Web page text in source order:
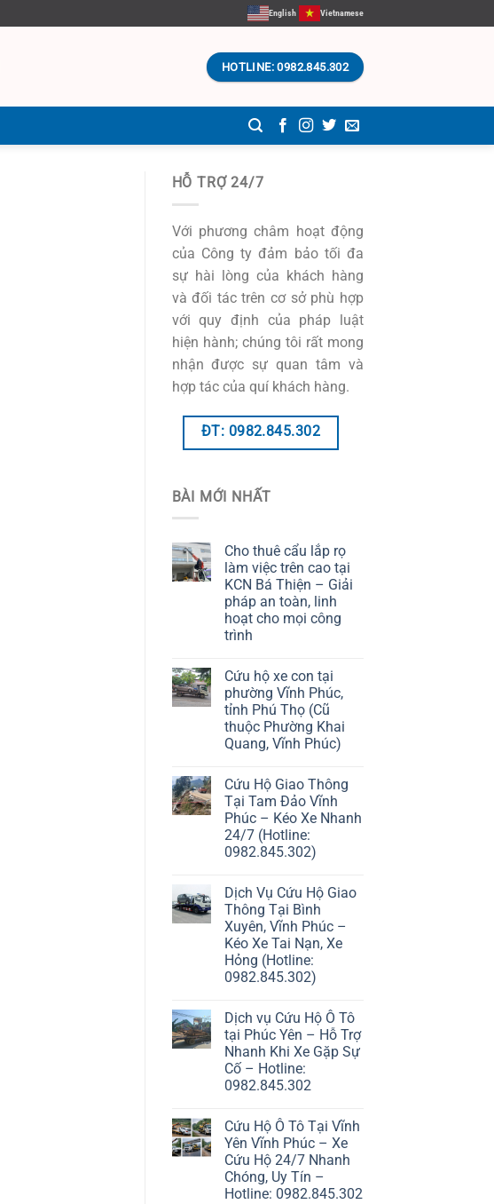
English Vietnamese
HOTLINE: 0982.845.302
HỖ TRỢ 24/7
Với phương châm hoạt động
của Công ty đảm bảo tối đa
sự hài lòng của khách hàng
và đối tác trên cơ sở phù hợp
với quy định của pháp luật
hiện hành; chúng tôi rất mong
nhận được sự quan tâm và
hợp tác của quí khách hàng.
ĐT: 0982.845.302
BÀI MỚI NHẤT
Cho thuê cẩu lắp rọ
làm việc trên cao tại
KCN Bá Thiện – Giải
pháp an toàn, linh
hoạt cho mọi công
trình
Cứu hộ xe con tại
phường Vĩnh Phúc,
tỉnh Phú Thọ (Cũ
thuộc Phường Khai
Quang, Vĩnh Phúc)
Cứu Hộ Giao Thông
Tại Tam Đảo Vĩnh
Phúc – Kéo Xe Nhanh
24/7 (Hotline:
0982.845.302)
Dịch Vụ Cứu Hộ Giao
Thông Tại Bình
Xuyên, Vĩnh Phúc –
Kéo Xe Tai Nạn, Xe
Hỏng (Hotline:
0982.845.302)
Dịch vụ Cứu Hộ Ô Tô
tại Phúc Yên – Hỗ Trợ
Nhanh Khi Xe Gặp Sự
Cố – Hotline:
0982.845.302
Cứu Hộ Ô Tô Tại Vĩnh
Yên Vĩnh Phúc – Xe
Cứu Hộ 24/7 Nhanh
Chóng, Uy Tín –
Hotline: 0982.845.302